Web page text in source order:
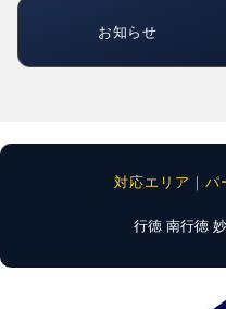
お知らせ
対応エリア｜パ
行徳 南行徳